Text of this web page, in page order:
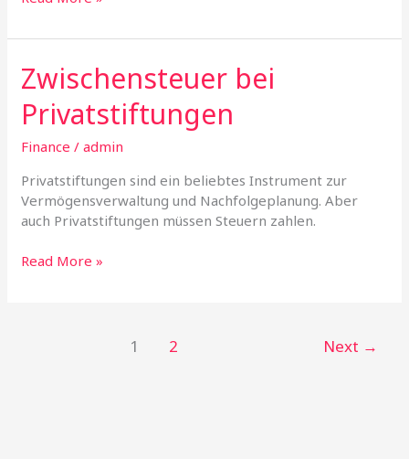
Zwischensteuer bei
Privatstiftungen
Finance /admin
Privatstiftungen sind ein beliebtes Instrument zur
Vermögensverwaltung und Nachfolgeplanung. Aber
auch Privatstiftungen müssen Steuern zahlen.
Zwischensteuer
bei
Privatstiftungen
Read More »
1 2 Next →